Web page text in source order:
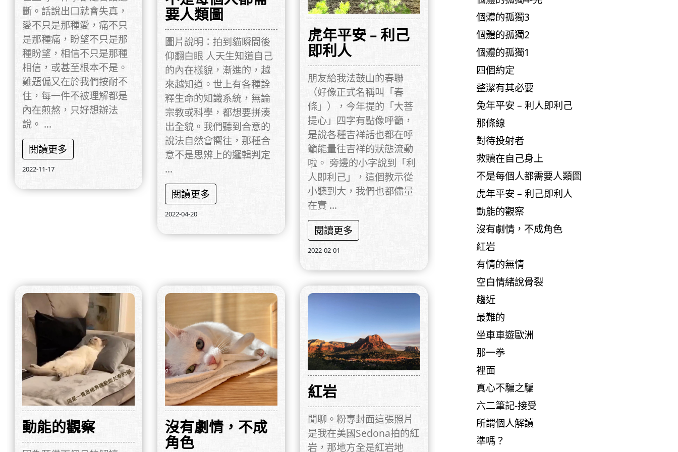
斷。話說出口就會失真，
愛不只是那種愛，痛不只
是那種痛，盼望不只是那
種盼望，相信不只是那種
相信，或甚至根本不是。
難題偏又在於我們按耐不
住，每一件不被理解都是
內在煎熬，只好想辦法
說。 ...
閱讀更多
2022-11-17
要人類圖
圖片說明：拍到貓瞬間後
仰翻白眼 人天生知道自己
的內在樣貌，漸進的，越
來越知道。世上有各種詮
釋生命的知識系統，無論
宗教或科學，都想要拼湊
出全貌。我們聽到合意的
說法自然會嚮往，那種合
意不是思辨上的邏輯判定
...
閱讀更多
2022-04-20
虎年平安 – 利己
即利人
朋友給我法鼓山的春聯
（好像正式名稱叫「春
條」），今年提的「大菩
提心」四字有點像呼籲，
是說各種吉祥話也都在呼
籲能量往吉祥的狀態流動
啦。 旁邊的小字說到「利
人即利己」，這個教示從
小聽到大，我們也都儘量
在實 ...
閱讀更多
2022-02-01
動能的觀察 沒有劇情，不成
角色
紅岩
閒聊。粉專封面這張照片
是我在美國Sedona拍的紅
岩，那地方全是紅岩地
個體的孤獨3
個體的孤獨2
個體的孤獨1
四個約定
整潔有其必要
兔年平安 – 利人即利己
那條線
對待投射者
救贖在自己身上
不是每個人都需要人類圖
虎年平安 – 利己即利人
動能的觀察
沒有劇情，不成角色
紅岩
有情的無情
空白情緒說骨裂
趨近
最難的
坐車車遊歐洲
那一拳
裡面
真心不騙之騙
六二筆記-接受
所謂個人解讀
準嗎？